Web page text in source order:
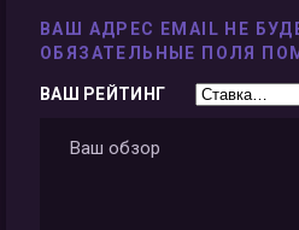
ВАШ АДРЕС EMAIL НЕ
ОБЯЗАТЕЛЬНЫЕ ПОЛЯ
ВАШ РЕЙТИНГ